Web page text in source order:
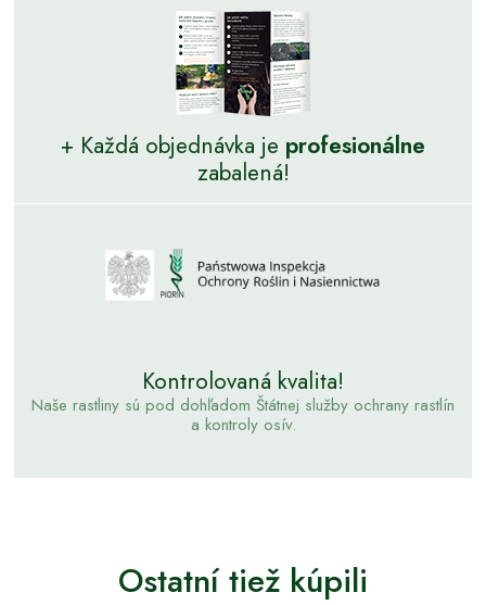
+ Každá objednávka je profesionálne
zabalená!
Kontrolovaná kvalita!
Naše rastliny sú pod dohľadom Štátnej služby ochrany rastlín
a kontroly osív.
Ostatní tiež kúpili